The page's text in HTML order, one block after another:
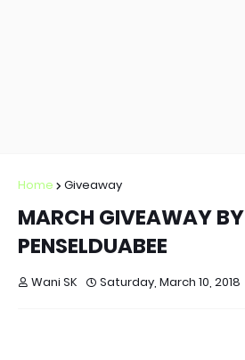
Home Giveaway
MARCH GIVEAWAY BY
PENSELDUABEE
Wani SK Saturday, March 10, 2018